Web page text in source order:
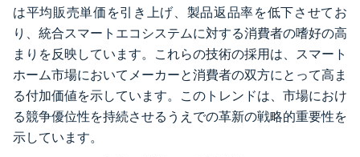
は平均販売単価を引き上げ、製品返品率を低下させてお
り、統合スマートエコシステムに対する消費者の嗜好の高
まりを反映しています。これらの技術の採用は、スマート
ホーム市場においてメーカーと消費者の双方にとって高ま
る付加価値を示しています。このトレンドは、市場におけ
る競争優位性を持続させるうえでの革新の戦略的重要性を
示しています。